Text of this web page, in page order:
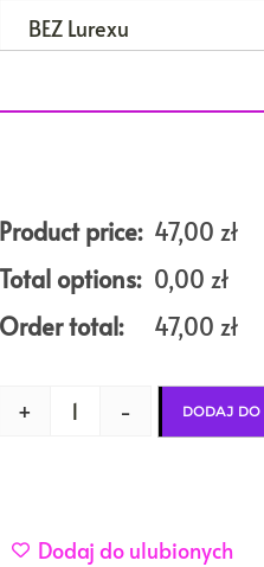
Product price: 47,00 zł
Total options: 0,00 zł
Order total:
47,00 zł
+ - DODAJ DO
Dodaj do ulubionych